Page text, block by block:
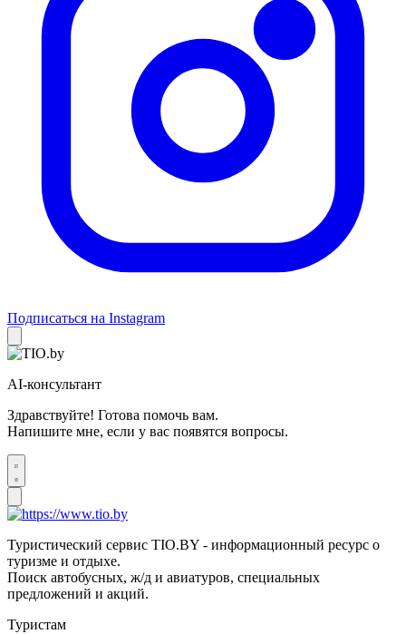
Подписаться на Instagram
AI-консультант
Здравствуйте! Готова помочь вам.
Напишите мне, если у вас появятся вопросы.
Туристический сервис TIO.BY - информационный ресурс о
туризме и отдыхе.
Поиск автобусных, ж/д и авиатуров, специальных
предложений и акций.
Туристам